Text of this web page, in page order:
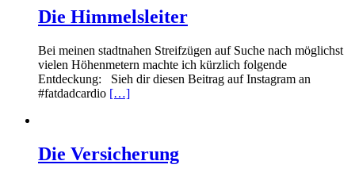
Die Himmelsleiter
Bei meinen stadtnahen Streifzügen auf Suche nach möglichst
vielen Höhenmetern machte ich kürzlich folgende
Entdeckung: Sieh dir diesen Beitrag auf Instagram an
#fatdadcardio […]
Die Versicherung